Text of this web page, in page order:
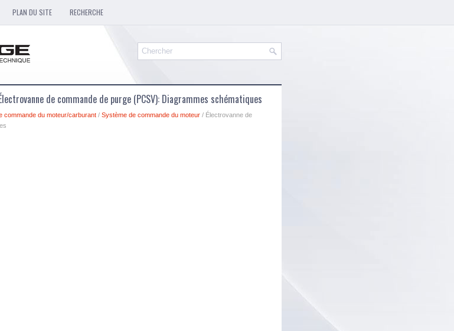
PLAN DU SITE RECHERCHE
de commande de purge (PCSV): Diagrammes schématiques
commande du moteur/carburant / Système de commande du moteur / Électrovanne de